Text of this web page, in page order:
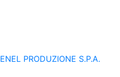
ENEL PRODUZIONE S.P.A.